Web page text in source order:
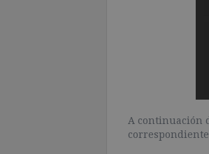
A continuación